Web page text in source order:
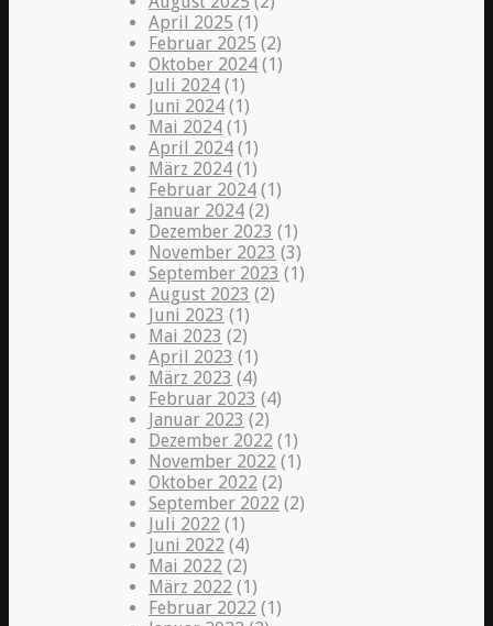
April 2025 (1)
Februar 2025 (2)
Oktober 2024 (1)
Juli 2024 (1)
Juni 2024 (1)
Mai 2024 (1)
April 2024 (1)
März 2024 (1)
Februar 2024 (1)
Januar 2024 (2)
Dezember 2023 (1)
November 2023 (3)
September 2023 (1)
August 2023 (2)
Juni 2023 (1)
Mai 2023 (2)
April 2023 (1)
März 2023 (4)
Februar 2023 (4)
Januar 2023 (2)
Dezember 2022 (1)
November 2022 (1)
Oktober 2022 (2)
September 2022 (2)
Juli 2022 (1)
Juni 2022 (4)
Mai 2022 (2)
März 2022 (1)
Februar 2022 (1)